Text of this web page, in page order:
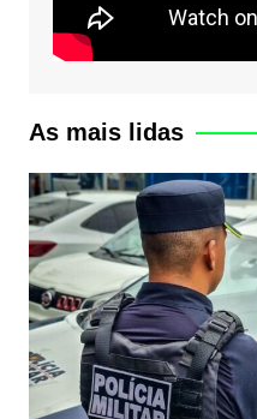
As mais lidas